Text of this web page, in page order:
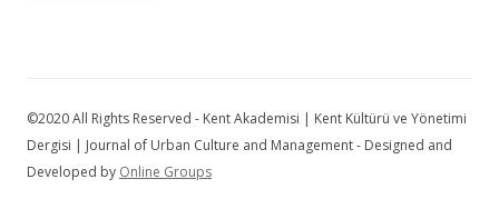
©2020 All Rights Reserved - Kent Akademisi | Kent Kültürü ve Yönetimi
Dergisi | Journal of Urban Culture and Management - Designed and
Developed by Online Groups